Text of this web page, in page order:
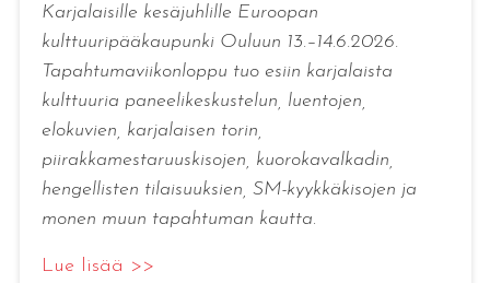
Karjalaisille kesäjuhlille Euroopan
kulttuuripääkaupunki Ouluun 13.–14.6.2026.
Tapahtumaviikonloppu tuo esiin karjalaista
kulttuuria paneelikeskustelun, luentojen,
elokuvien, karjalaisen torin,
piirakkamestaruuskisojen, kuorokavalkadin,
hengellisten tilaisuuksien, SM-kyykkäkisojen ja
monen muun tapahtuman kautta.
Lue lisää >>